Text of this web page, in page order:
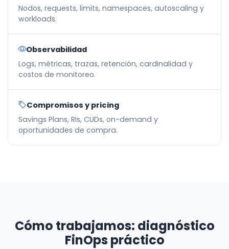
Nodos, requests, limits, namespaces, autoscaling y
workloads.
Observabilidad
Logs, métricas, trazas, retención, cardinalidad y
costos de monitoreo.
Compromisos y pricing
Savings Plans, RIs, CUDs, on-demand y
oportunidades de compra.
Cómo trabajamos: diagnóstico
FinOps práctico